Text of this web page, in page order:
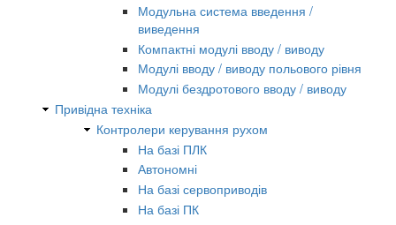
Модульна система введення /
виведення
Компактні модулі вводу / виводу
Модулі вводу / виводу польового рівня
Модулі бездротового вводу / виводу
Привідна техніка
Контролери керування рухом
На базі ПЛК
Автономні
На базі сервоприводів
На базі ПК